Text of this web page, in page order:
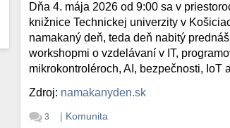
Dňa 4. mája 2026 od 9:00 sa v
knižnice Technickej univerzity v
namakaný deň, teda deň nabitý
workshopmi o vzdelávaní v IT,
mikrokontroléroch, AI, bezpečnosti, IoT
Zdroj: namakanyden.sk
3 | Komunita